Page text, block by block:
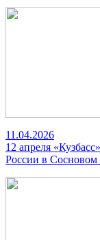
11.04.2026
12 апреля
России в Сосновом